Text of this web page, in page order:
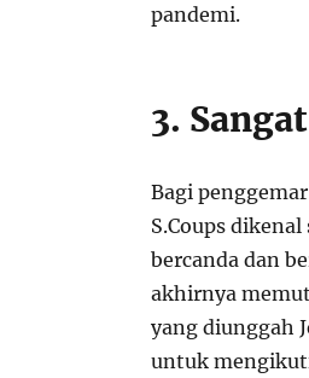
pandemi.
3.
Bagi
S.Coups
bercanda dan
akhirnya
yang diunggah
untuk